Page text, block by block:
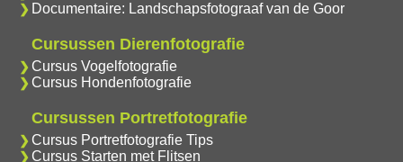
Documentaire: Landschapsfotograaf van de Goor
Cursussen Dierenfotografie
Cursus Vogelfotografie
Cursus Hondenfotografie
Cursussen Portretfotografie
Cursus Portretfotografie Tips
Cursus Starten met Flitsen